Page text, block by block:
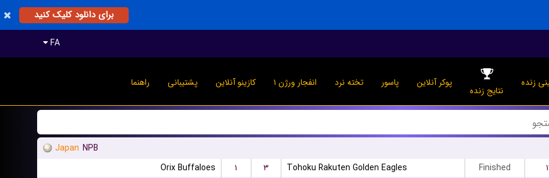
برای دانلود کلیک کنید
FA
زنده
نتایج زنده
پوکر آنلاین پاسور تخته نرد انفجار ورژن ۱ کازینو آنلاین پشتیبانی راهنما
Japan NPB
Orix Buffaloes
۱ ۳ Tohoku Rakuten Golden Eagles Finished